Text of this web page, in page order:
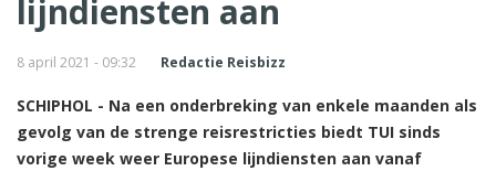
lijndiensten aan
8 april 2021 - 09:32 Redactie Reisbizz
SCHIPHOL - Na een onderbreking van enkele maanden als
gevolg van de strenge reisrestricties biedt TUI sinds
vorige week weer Europese lijndiensten aan vanaf